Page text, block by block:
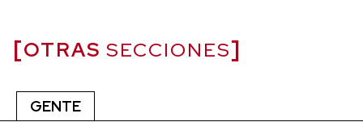
OTRAS SECCIONES
GENTE